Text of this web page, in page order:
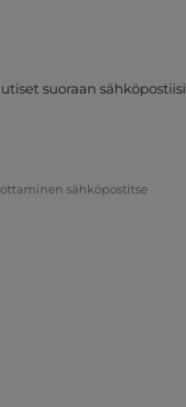
suoraan sähköpostiisi
sähköpostitse